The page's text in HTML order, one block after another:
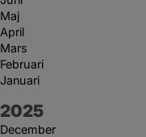
Maj
April
Mars
Februari
Januari
År:
2025
December